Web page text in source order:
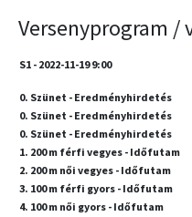
Versenyprogram /
S1 - 2022-11-19 9:00
0. Szünet - Eredményhirdetés
0. Szünet - Eredményhirdetés
0. Szünet - Eredményhirdetés
1. 200 m férfi vegyes - Időfutam
2. 200 m női vegyes - Időfutam
3. 100 m férfi gyors - Időfutam
4. 100 m női gyors - Időfutam